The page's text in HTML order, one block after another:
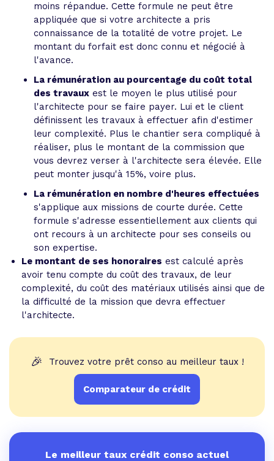
moins répandue. Cette formule ne peut être
appliquée que si votre architecte a pris
connaissance de la totalité de votre projet. Le
montant du forfait est donc connu et négocié à
l'avance.
La rémunération au pourcentage du coût total
des travaux est le moyen le plus utilisé pour
l'architecte pour se faire payer. Lui et le client
définissent les travaux à effectuer afin d'estimer
leur complexité. Plus le chantier sera compliqué à
réaliser, plus le montant de la commission que
vous devrez verser à l'architecte sera élevée. Elle
peut monter jusqu'à 15%, voire plus.
La rémunération en nombre d'heures effectuées
s'applique aux missions de courte durée. Cette
formule s'adresse essentiellement aux clients qui
ont recours à un architecte pour ses conseils ou
son expertise.
Le montant de ses honoraires est calculé après
avoir tenu compte du coût des travaux, de leur
complexité, du coût des matériaux utilisés ainsi que de
la difficulté de la mission que devra effectuer
l'architecte.
🎉 Trouvez votre prêt conso au meilleur taux !
Comparateur de crédit
Le meilleur taux crédit conso actuel